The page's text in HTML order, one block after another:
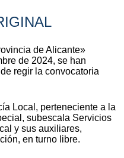
de Alicante»
de 2024, se han
regir la convocatoria
Local, perteneciente a la
subescala Servicios
y sus auxiliares,
en turno libre.